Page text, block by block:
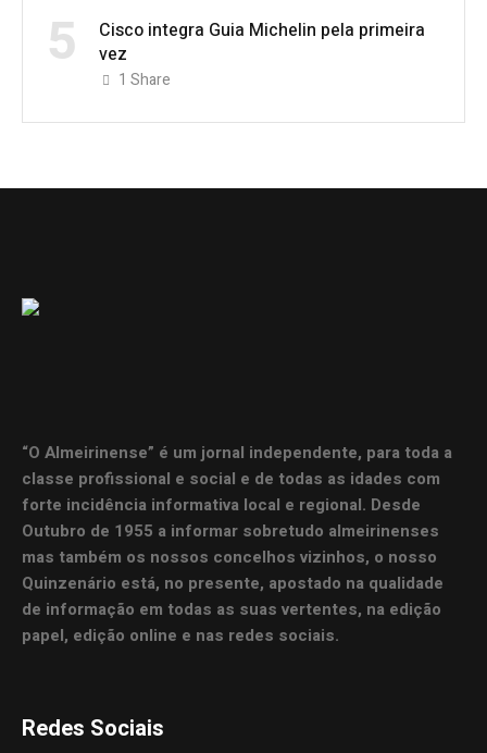
5
Cisco integra Guia Michelin pela primeira
vez
1 Share
“O Almeirinense” é um jornal independente, para toda a
classe profissional e social e de todas as idades com
forte incidência informativa local e regional. Desde
Outubro de 1955 a informar sobretudo almeirinenses
mas também os nossos concelhos vizinhos, o nosso
Quinzenário está, no presente, apostado na qualidade
de informação em todas as suas vertentes, na edição
papel, edição online e nas redes sociais.
Redes Sociais